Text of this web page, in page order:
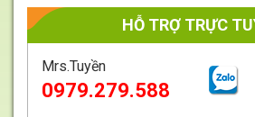
HỖ TRỢ TRỰC
Mrs.Tuyền
0979.279.588